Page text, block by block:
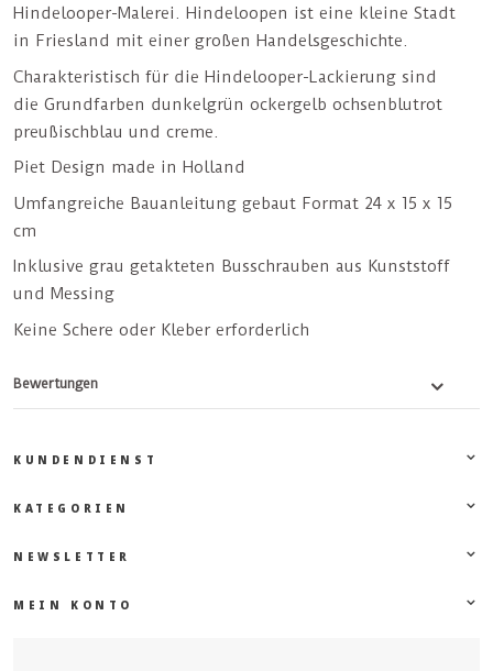
Hindelooper-Malerei. Hindeloopen ist eine kleine Stadt
in Friesland mit einer großen Handelsgeschichte.
Charakteristisch für die Hindelooper-Lackierung sind
die Grundfarben dunkelgrün ockergelb ochsenblutrot
preußischblau und creme.
Piet Design made in Holland
Umfangreiche Bauanleitung gebaut Format 24 x 15 x 15
cm
Inklusive grau getakteten Busschrauben aus Kunststoff
und Messing
Keine Schere oder Kleber erforderlich
Bewertungen
KUNDENDIENST
KATEGORIEN
NEWSLETTER
MEIN KONTO